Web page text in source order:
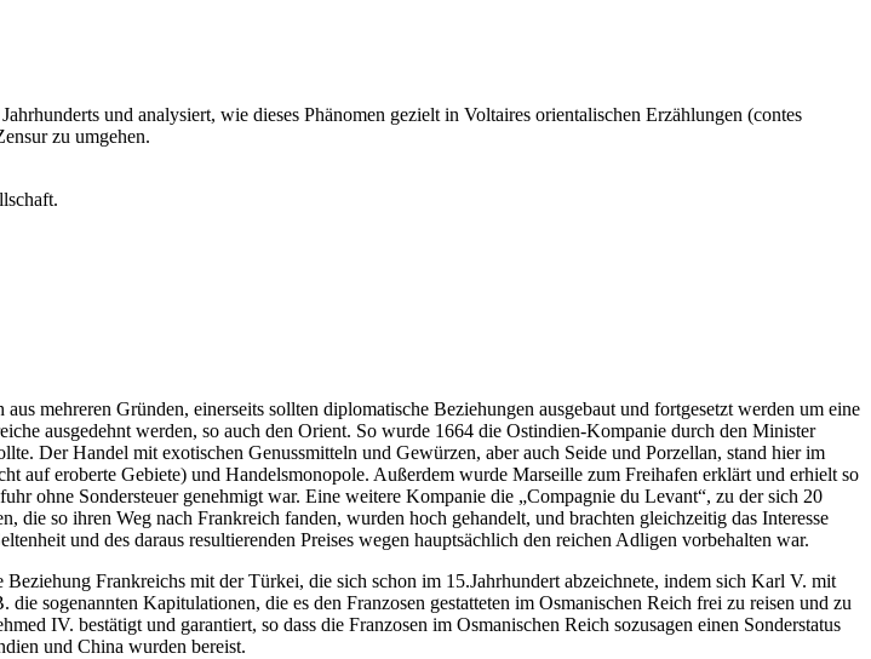
und analysiert, wie dieses Phänomen gezielt in Voltaires orientalischen Erzählungen (contes
zu umgehen.
mehreren Gründen, einerseits sollten diplomatische Beziehungen ausgebaut und fortgesetzt werden um eine
ausgedehnt werden, so auch den Orient. So wurde 1664 die Ostindien-Kompanie durch den Minister
Der Handel mit exotischen Genussmitteln und Gewürzen, aber auch Seide und Porzellan, stand hier im
eroberte Gebiete) und Handelsmonopole. Außerdem wurde Marseille zum Freihafen erklärt und erhielt so
ohne Sondersteuer genehmigt war. Eine weitere Kompanie die „Compagnie du Levant“, zu der sich 20
so ihren Weg nach Frankreich fanden, wurden hoch gehandelt, und brachten gleichzeitig das Interesse
und des daraus resultierenden Preises wegen hauptsächlich den reichen Adligen vorbehalten war.
Frankreichs mit der Türkei, die sich schon im 15.Jahrhundert abzeichnete, indem sich Karl V. mit
sogenannten Kapitulationen, die es den Franzosen gestatteten im Osmanischen Reich frei zu reisen und zu
IV. bestätigt und garantiert, so dass die Franzosen im Osmanischen Reich sozusagen einen Sonderstatus
und China wurden bereist.